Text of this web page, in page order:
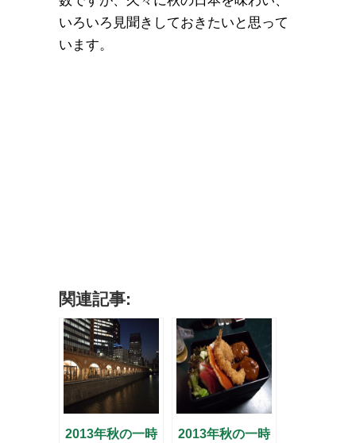
いろいろ見聞きしておきたいと思って
います。
関連記事:
2013年秋の一時
2013年秋の一時